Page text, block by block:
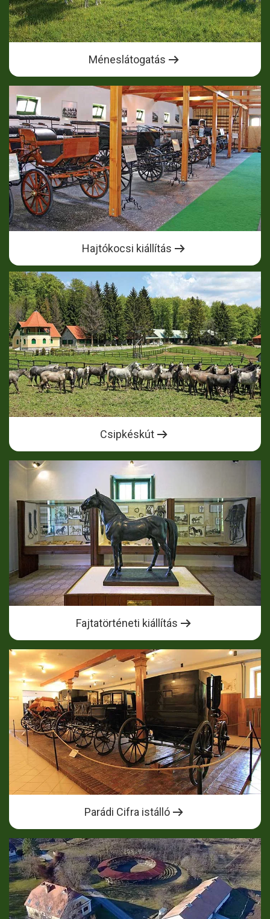
Méneslátogatás
Hajtókocsi kiállítás
Csipkéskút
Fajtatörténeti kiállítás
Parádi Cifra istálló